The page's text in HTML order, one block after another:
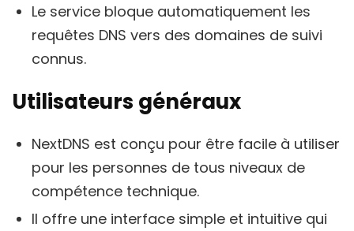
Le service bloque automatiquement les
requêtes DNS vers des domaines de suivi
connus.
Utilisateurs généraux
NextDNS est conçu pour être facile à utiliser
pour les personnes de tous niveaux de
compétence technique.
Il offre une interface simple et intuitive qui